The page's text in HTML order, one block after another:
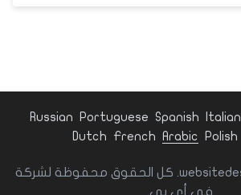
Italian
Spanish
Portuguese
Russian
Polish
Arabic
French
Dutch
© websitedesign-eg.net 2021. كل الحقوق محفوظة لشركة
في أى بي.